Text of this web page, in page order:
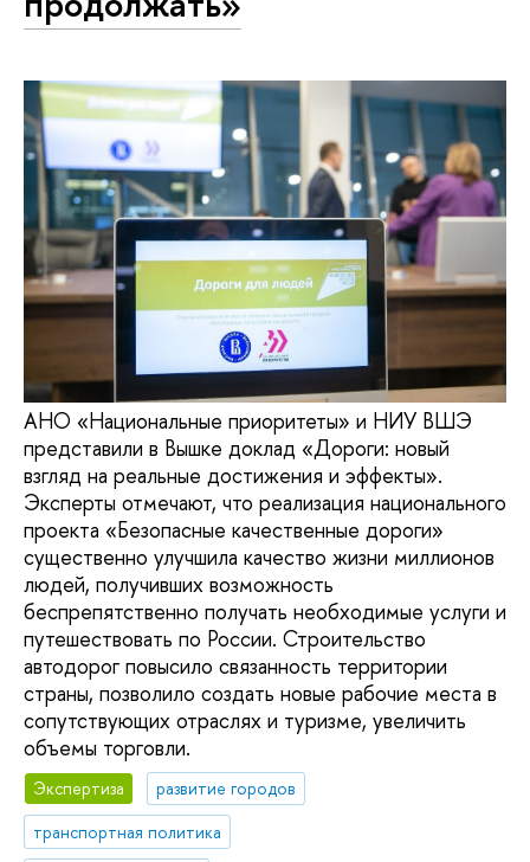
АНО «Национальные приоритеты» и НИУ ВШЭ
представили в Вышке доклад «Дороги: новый
взгляд на реальные достижения и эффекты».
Эксперты отмечают, что реализация национального
проекта «Безопасные качественные дороги»
существенно улучшила качество жизни миллионов
людей, получивших возможность
беспрепятственно получать необходимые услуги и
путешествовать по России. Строительство
автодорог повысило связанность территории
страны, позволило создать новые рабочие места в
сопутствующих отраслях и туризме, увеличить
объемы торговли.
Экспертиза
развитие городов
транспортная политика